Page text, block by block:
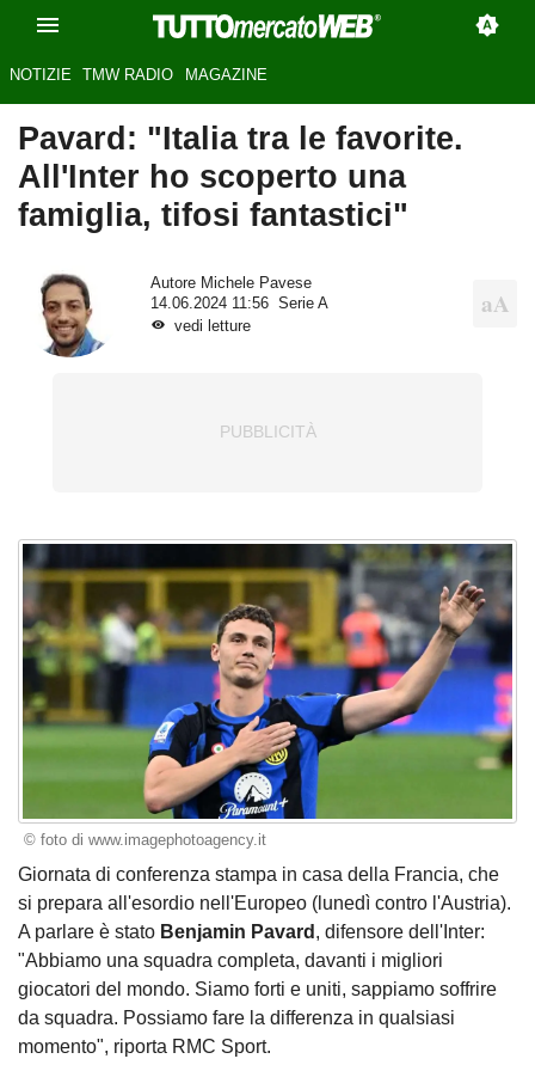
NOTIZIE TMW RADIO MAGAZINE
Pavard: "Italia tra le favorite.
All'Inter ho scoperto una
famiglia, tifosi fantastici"
Autore Michele Pavese
14.06.2024 11:56
Serie A
vedi letture
© foto di www.imagephotoagency.it
Giornata di conferenza stampa in casa della Francia, che
si prepara all'esordio nell'Europeo (lunedì contro l'Austria).
A parlare è stato Benjamin Pavard , difensore dell'Inter:
"Abbiamo una squadra completa, davanti i migliori
giocatori del mondo. Siamo forti e uniti, sappiamo soffrire
da squadra. Possiamo fare la differenza in qualsiasi
momento", riporta RMC Sport.